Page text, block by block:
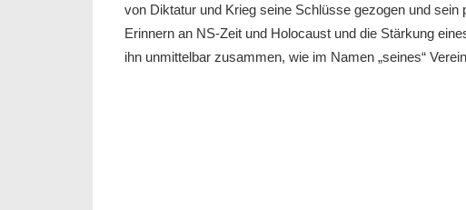
von Diktatur und Krieg seine Schlüsse gezogen und sein
Erinnern an NS-Zeit und Holocaust und die Stärkung
ihn unmittelbar zusammen, wie im Namen „seines“